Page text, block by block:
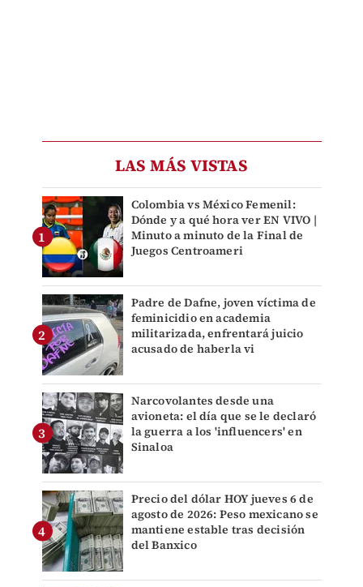
LAS MÁS VISTAS
Colombia vs México Femenil:
Dónde y a qué hora ver EN VIVO |
Minuto a minuto de la Final de
Juegos Centroameri
Padre de Dafne, joven víctima de
feminicidio en academia
militarizada, enfrentará juicio
acusado de haberla vi
Narcovolantes desde una
avioneta: el día que se le declaró
la guerra a los 'influencers' en
Sinaloa
Precio del dólar HOY jueves 6 de
agosto de 2026: Peso mexicano se
mantiene estable tras decisión
del Banxico